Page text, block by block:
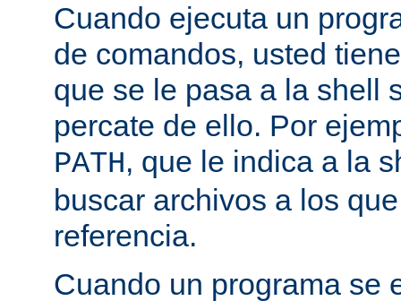
Cuando ejecuta un
de comandos, usted
que se le pasa a la shell
percate de ello. Por
PATH, que le indica a la
buscar archivos a los
referencia.
Cuando un programa se